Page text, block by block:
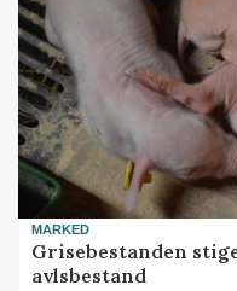
MARKED
Grisebestanden
avlsbestand